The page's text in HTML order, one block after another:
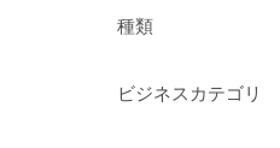
種類
ビジネスカテゴリ